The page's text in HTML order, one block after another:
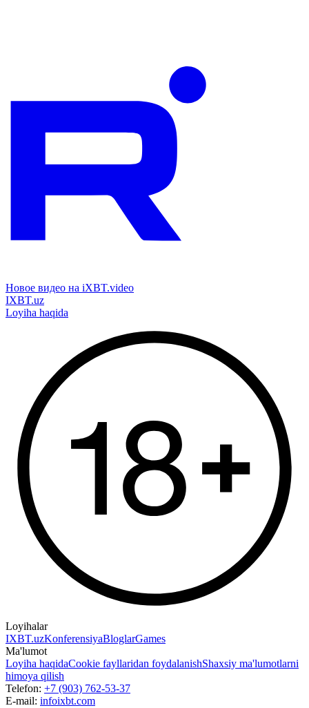
Новое видео на iXBT.video
IXBT.uz
Loyiha haqida
Loyihalar
IXBT.uzKonferensiyaBloglarGames
Ma'lumot
Loyiha haqidaCookie fayllaridan foydalanishShaxsiy ma'lumotlarni
himoya qilish
Telefon: +7 (903) 762-53-37
E-mail: infoixbt.com